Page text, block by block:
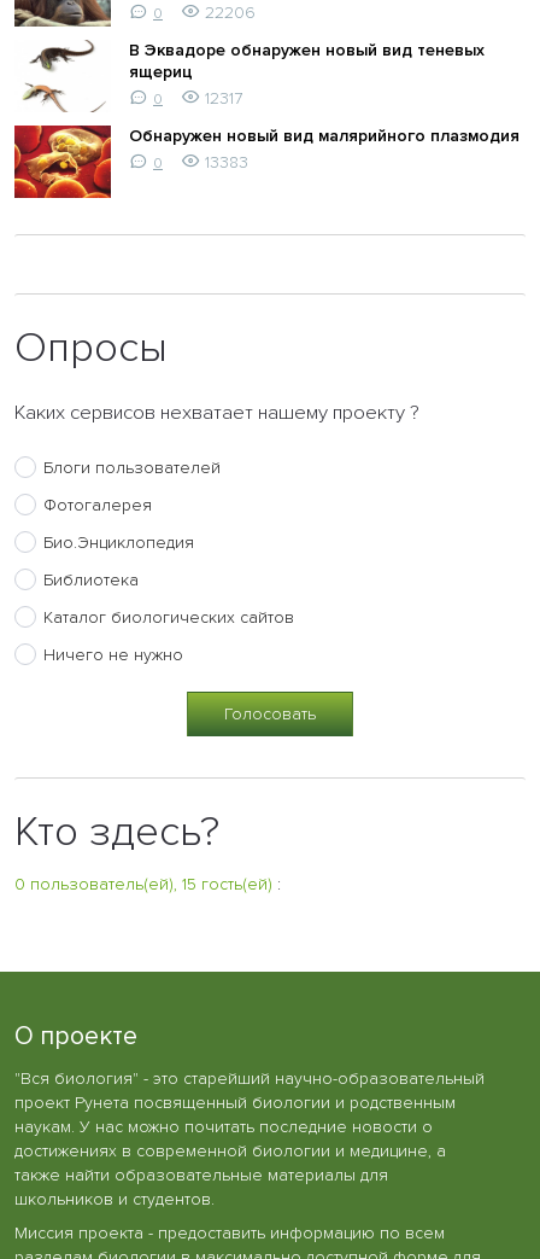
0
22206
В Эквадоре обнаружен новый вид теневых
ящериц
0
12317
Обнаружен новый вид малярийного плазмодия
0 13383
Опросы
Каких сервисов нехватает нашему проекту ?
Блоги пользователей
Фотогалерея
Био.Энциклопедия
Библиотека
Каталог биологических сайтов
Ничего не нужно
Кто здесь?
0 пользователь(ей), 15 гость(ей) :
О проекте
"Вся биология" - это старейший научно-образовательный
проект Рунета посвященный биологии и родственным
наукам. У нас можно почитать последние новости о
достижениях в современной биологии и медицине, а
также найти образовательные материалы для
школьников и студентов.
Миссия проекта - предоставить информацию по всем